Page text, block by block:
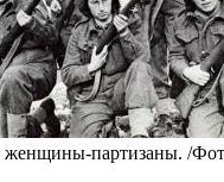
женщины-партизаны. /